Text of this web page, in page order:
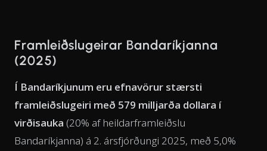
Framleiðslugeirar Bandaríkjanna
(2025)
Í Bandaríkjunum eru efnavörur stærsti
framleiðslugeiri með 579 milljarða dollara í
virðisauka (20% af heildarframleiðslu
Bandaríkjanna) á 2. ársfjórðungi 2025, með 5,0%